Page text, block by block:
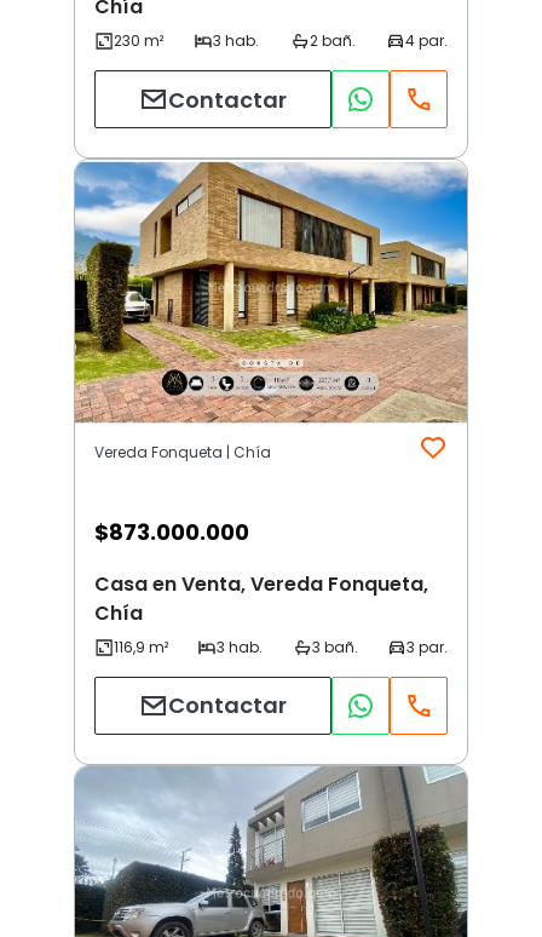
Chía
Contactar
Vereda Fonqueta | Chía
$873.000.000
Casa en Venta, Vereda Fonqueta,
Chía
Contactar